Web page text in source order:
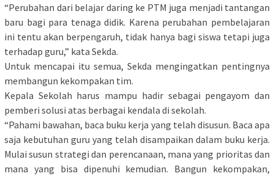
“Perubahan dari belajar daring ke PTM juga menjadi tantangan
baru bagi para tenaga didik. Karena perubahan pembelajaran
ini tentu akan berpengaruh, tidak hanya bagi siswa tetapi juga
terhadap guru,” kata Sekda.
Untuk mencapai itu semua, Sekda mengingatkan pentingnya
membangun kekompakan tim.
Kepala Sekolah harus mampu hadir sebagai pengayom dan
pemberi solusi atas berbagai kendala di sekolah.
“Pahami bawahan, baca buku kerja yang telah disusun. Baca apa
saja kebutuhan guru yang telah disampaikan dalam buku kerja.
Mulai susun strategi dan perencanaan, mana yang prioritas dan
mana yang bisa dipenuhi kemudian. Bangun kekompakan,